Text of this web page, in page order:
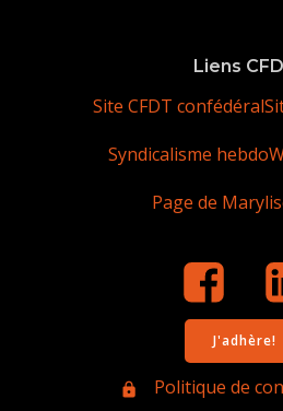
Liens
Site CFDT confédéral
Syndicalisme hebdo
Page de
J'adhère!
Politique de